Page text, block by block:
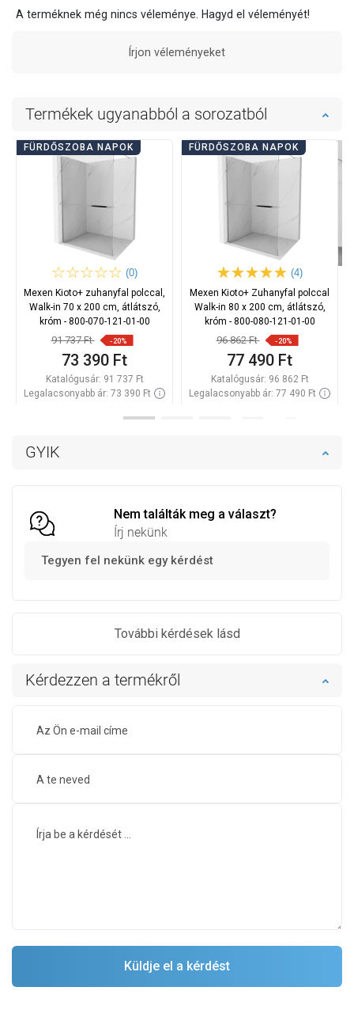
GYIK
Nem találták meg a választ?
Írj nekünk
Tegyen fel nekünk egy kérdést
További kérdések lásd
A terméknek még nincs véleménye. Hagyd el véleményét!
Írjon véleményeket
Kérdezzen a termékről
Termékek ugyanabból a sorozatból
FÜRDŐSZOBA NAPOK
(0)
Mexen Kioto+ zuhanyfal polccal,
Walk-in 70 x 200 cm, átlátszó,
króm - 800-070-121-01-00
91 737 Ft -20%
73 390 Ft
Katalógusár: 91 737 Ft
Legalacsonyabb ár: 73 390 Ft
FÜRDŐSZOBA NAPOK
(4)
Mexen Kioto+ Zuhanyfal polccal
Walk-in 80 x 200 cm, átlátszó,
króm - 800-080-121-01-00
96 862 Ft -20%
77 490 Ft
Katalógusár: 96 862 Ft
Legalacsonyabb ár: 77 490 Ft